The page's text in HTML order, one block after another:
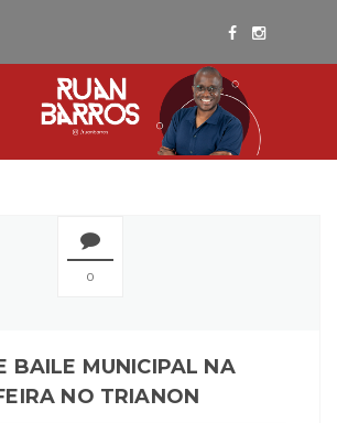
0
BAILE MUNICIPAL NA
NO TRIANON